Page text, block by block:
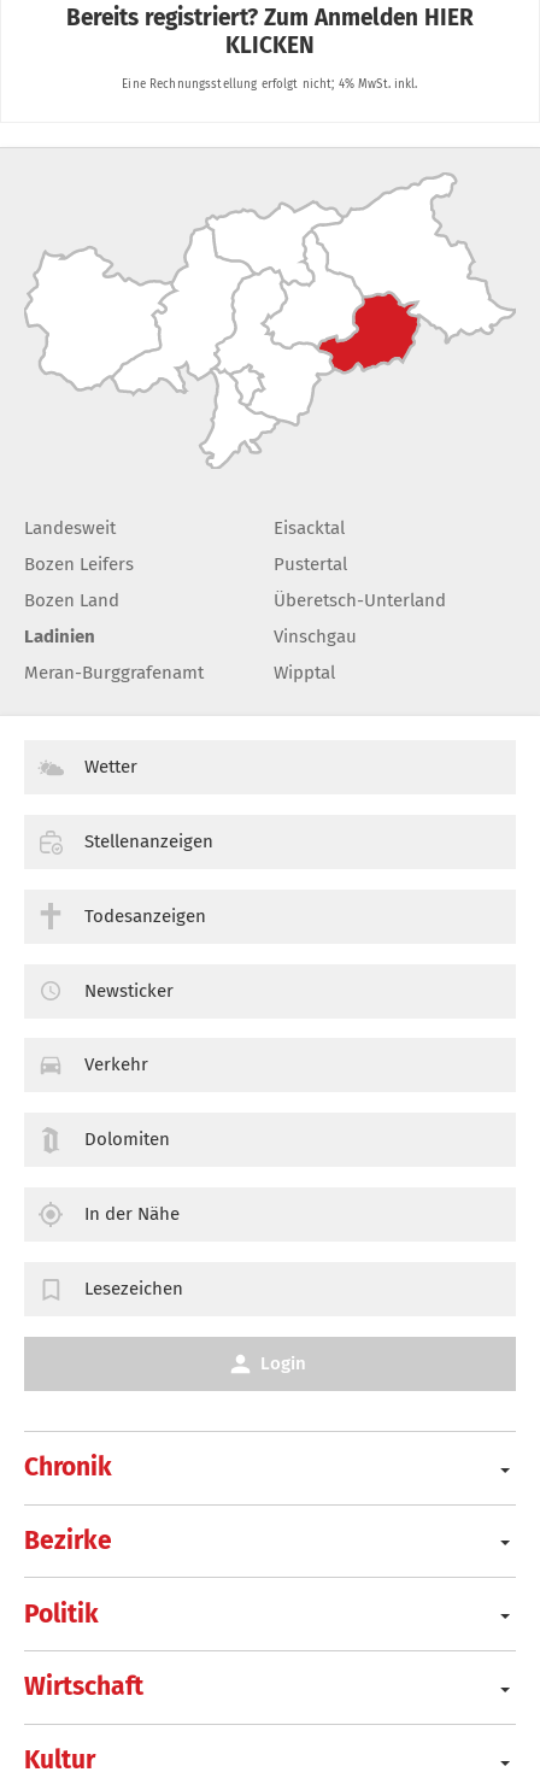
Landesweit
Bozen Leifers
Bozen Land
Ladinien
Meran-Burggrafenamt
Eisacktal
Pustertal
Überetsch-Unterland
Vinschgau
Wipptal
Chronik
Bezirke
Politik
Wirtschaft
Kultur
Wetter
Stellenanzeigen
Todesanzeigen
Newsticker
Verkehr
Dolomiten
In der Nähe
Lesezeichen
Login